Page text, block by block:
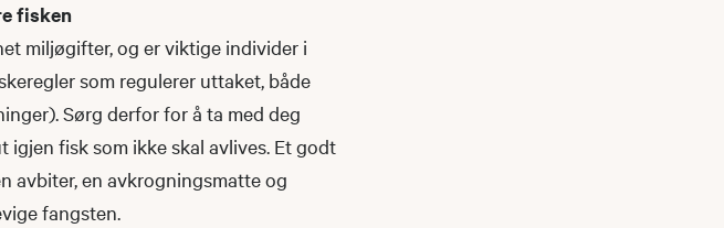
fisken
miljøgifter, og er viktige individer i
som regulerer uttaket, både
Sørg derfor for å ta med deg
fisk som ikke skal avlives. Et godt
avbiter, en avkrogningsmatte og
fangsten.